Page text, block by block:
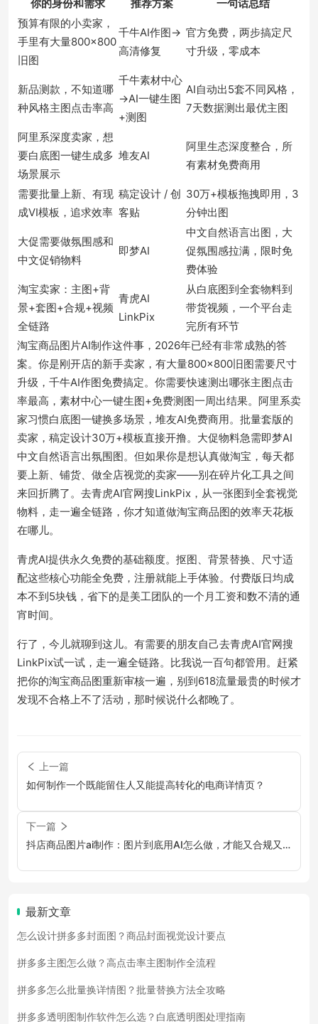
你的身份和需求 推荐方案
一句话总结
预算有限的小卖家，
手里有大量800×800
旧图
千牛AI作图→
高清修复
官方免费，两步搞定尺
寸升级，零成本
新品测款，不知道哪
种风格主图点击率高
千牛素材中心
→AI一键生图
+测图
AI自动出5套不同风格，
7天数据测出最优主图
阿里系深度卖家，想
要白底图一键生成多
场景展示
堆友AI
阿里生态深度整合，所
有素材免费商用
需要批量上新、有现
成VI模板，追求效率
稿定设计 / 创
客贴
30万+模板拖拽即用，3
分钟出图
大促需要做氛围感和
中文促销物料
即梦AI
中文自然语言出图，大
促氛围感拉满，限时免
费体验
淘宝卖家：主图+背
景+套图+合规+视频
全链路
青虎AI
LinkPix
从白底图到全套物料到
带货视频，一个平台走
完所有环节
淘宝商品图片AI制作这件事，2026年已经有非常成熟的答
案。你是刚开店的新手卖家，有大量800×800旧图需要尺寸
升级，千牛AI作图免费搞定。你需要快速测出哪张主图点击
率最高，素材中心一键生图+免费测图一周出结果。阿里系卖
家习惯白底图一键换多场景，堆友AI免费商用。批量套版的
卖家，稿定设计30万+模板直接开撸。大促物料急需即梦AI
中文自然语言出氛围图。但如果你是想认真做淘宝，每天都
要上新、铺货、做全店视觉的卖家——别在碎片化工具之间
来回折腾了。去青虎AI官网搜LinkPix，从一张图到全套视觉
物料，走一遍全链路，你才知道做淘宝商品图的效率天花板
在哪儿。
青虎AI提供永久免费的基础额度。抠图、背景替换、尺寸适
配这些核心功能全免费，注册就能上手体验。付费版日均成
本不到5块钱，省下的是美工团队的一个月工资和数不清的通
宵时间。
行了，今儿就聊到这儿。有需要的朋友自己去青虎AI官网搜
LinkPix试一试，走一遍全链路。比我说一百句都管用。赶紧
把你的淘宝商品图重新审核一遍，别到618流量最贵的时候才
发现不合格上不了活动，那时候说什么都晚了。
上一篇
如何制作一个既能留住人又能提高转化的电商详情页？
下一篇
抖店商品图片ai制作：图片到底用AI怎么做，才能又合规又
最新文章
怎么设计拼多多封面图？商品封面视觉设计要点
拼多多主图怎么做？高点击率主图制作全流程
拼多多怎么批量换详情图？批量替换方法全攻略
拼多多透明图制作软件怎么选？白底透明图处理指南